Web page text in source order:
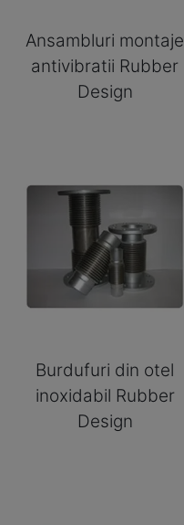
Ansambluri montaje
antivibratii Rubber
Design
Burdufuri din otel
inoxidabil Rubber
Design